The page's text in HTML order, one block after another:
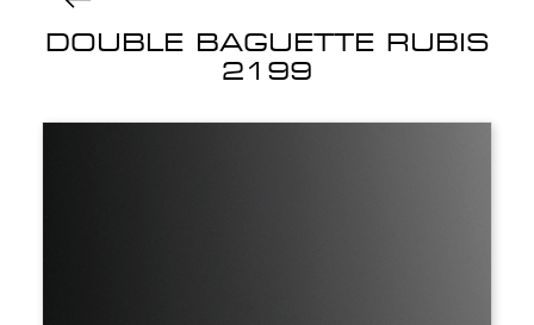
DOUBLE BAGUETTE RUBIS
2199